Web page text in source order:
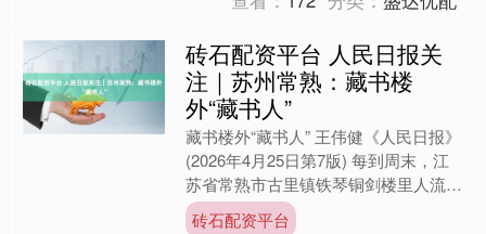
砖石配资平台 人民日报关
注｜苏州常熟：藏书楼
外“藏书人”
藏书楼外“藏书人” 王伟健《人民日报》
(2026年4月25日第7版) 每到周末，江
苏省常熟市古里镇铁琴铜剑楼里人流不
息。人群中，古里中心小学六年级学生
砖石配资平台